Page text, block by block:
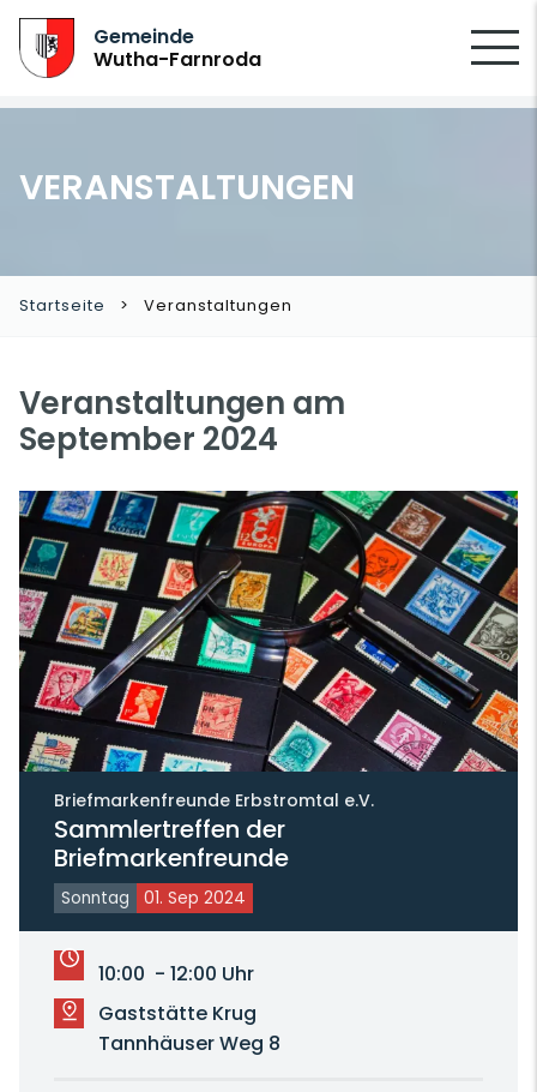
Gemeinde
Wutha-Farnroda
VERANSTALTUNGEN
Startseite Veranstaltungen
Veranstaltungen am
September 2024
Briefmarkenfreunde Erbstromtal e.V.
Sammlertreffen der
Briefmarkenfreunde
Sonntag 01. Sep 2024
10:00 - 12:00 Uhr
Gaststätte Krug
Tannhäuser Weg 8